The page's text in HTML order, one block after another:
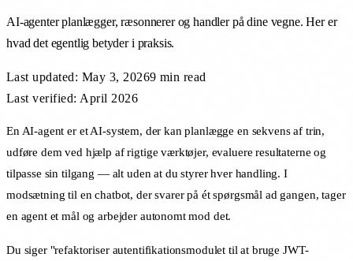
AI-agenter planlægger, ræsonnerer og handler på dine vegne. Her er
hvad det egentlig betyder i praksis.
Last updated: May 3, 20269 min read
Last verified: April 2026
En AI-agent er et AI-system, der kan planlægge en sekvens af trin,
udføre dem ved hjælp af rigtige værktøjer, evaluere resultaterne og
tilpasse sin tilgang — alt uden at du styrer hver handling. I
modsætning til en chatbot, der svarer på ét spørgsmål ad gangen, tager
en agent et mål og arbejder autonomt mod det.
Du siger "refaktoriser autentifikationsmodulet til at bruge JWT-